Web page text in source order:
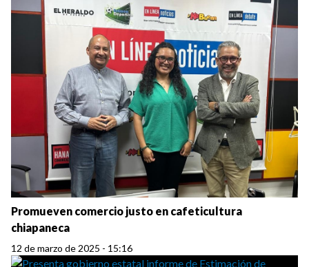
Promueven comercio justo en cafeticultura
chiapaneca
12 de marzo de 2025 - 15:16